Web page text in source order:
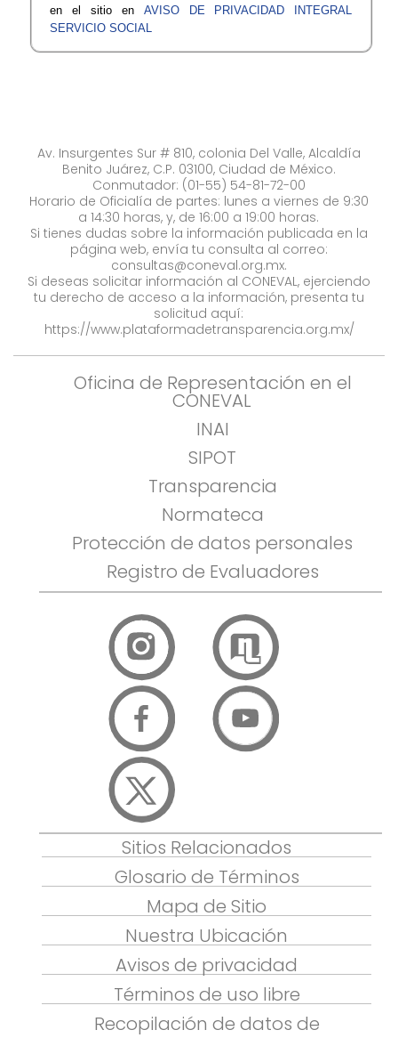
en
el sitio en AVISO DE PRIVACIDAD
INTEG​RAL
SERVICIO SOCIAL
Av. Insurgentes Sur # 810, colonia Del Valle, Alcaldía
Benito Juárez, C.P. 03100, Ciudad de México.
Conmutador: (01-55) 54-81-72-00
Horario de Oficialía de partes: lunes a viernes de 9:30
a 14:30 horas, y, de 16:00 a 19:00 horas.
Si tienes dudas sobre la información publicada en la
página web, envía tu consulta al correo:
consultas@coneval.org.mx.
Si deseas solicitar información al CONEVAL, ejerciendo
tu derecho de acceso a la información, presenta tu
solicitud aquí:
https://www.plataformadetransparencia.org.mx/
Oficina de Representación en el
CONEVAL
INAI
SIPOT
Transparencia
Normateca
Protección de datos personales
Registro de Evaluadores
Sitios Relacionados
Glosario de Términos
Mapa de Sitio
Nuestra Ubicación
Avisos de privacidad
Términos de uso libre
Recopilación de datos de